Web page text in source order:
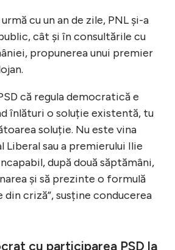
cu un an de zile, PNL și-a
cât și în consultările cu
propunerea unui premier
că regula democratică e
înlături o soluție existentă, tu
soluție. Nu este vina
Liberal sau a premierului Ilie
după două săptămâni,
și să prezinte o formulă
criză”, susține conducerea
cu participarea PSD la